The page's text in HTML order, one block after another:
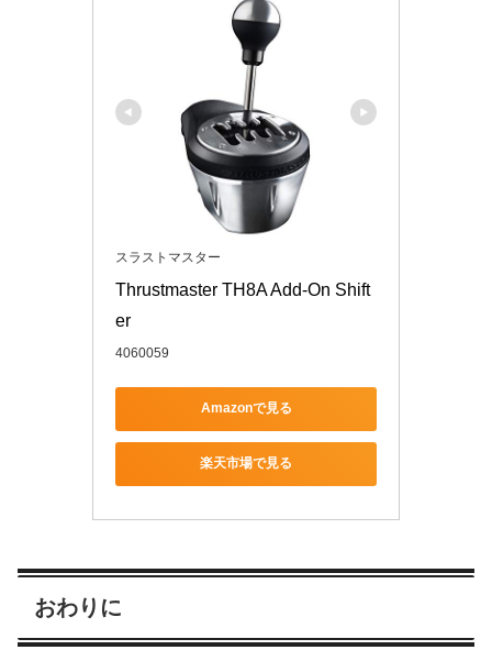
スラストマスター
Thrustmaster TH8A Add-On Shift
er
4060059
Amazonで見る
楽天市場で見る
おわりに